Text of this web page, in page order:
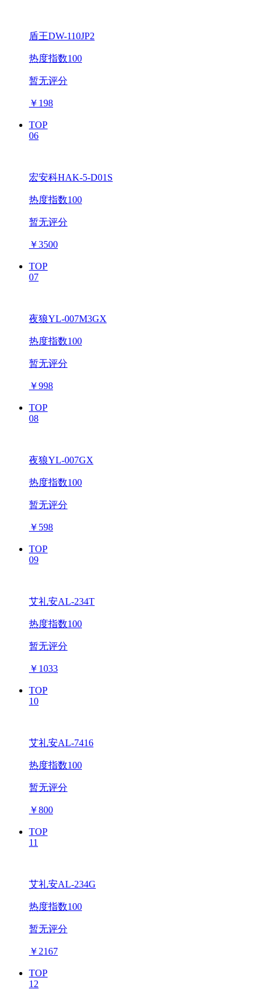
盾王DW-110JP2
热度指数100
暂无评分
￥ 198
TOP
06
宏安科HAK-5-D01S
热度指数100
暂无评分
￥3500
TOP
07
夜狼YL-007M3GX
热度指数100
暂无评分
￥998
TOP
08
夜狼YL-007GX
热度指数100
暂无评分
￥ 598
TOP
09
艾礼安AL-234T
热度指数100
暂无评分
￥ 1033
TOP
10
艾礼安AL-7416
热度指数100
暂无评分
￥800
TOP
11
艾礼安AL-234G
热度指数100
暂无评分
￥ 2167
TOP
12